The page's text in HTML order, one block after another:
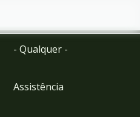
- Qualquer -
Assistência